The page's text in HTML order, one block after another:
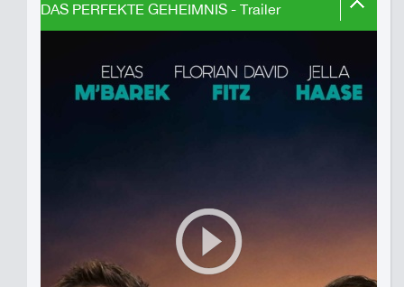
DAS PERFEKTE GEHEIMNIS - Trailer